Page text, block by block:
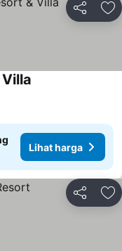
Bagikan
Lihat harga
Bagikan